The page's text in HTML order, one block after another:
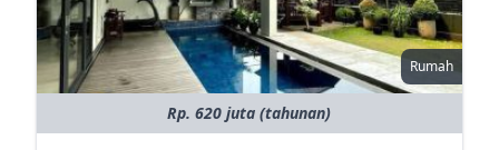
Rumah
Rp. 620 juta (tahunan)